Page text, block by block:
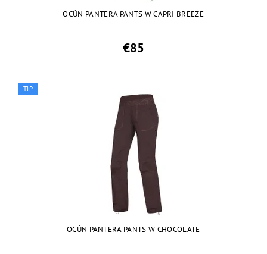
OCÚN PANTERA PANTS W CAPRI BREEZE
€85
TIP
OCÚN PANTERA PANTS W CHOCOLATE